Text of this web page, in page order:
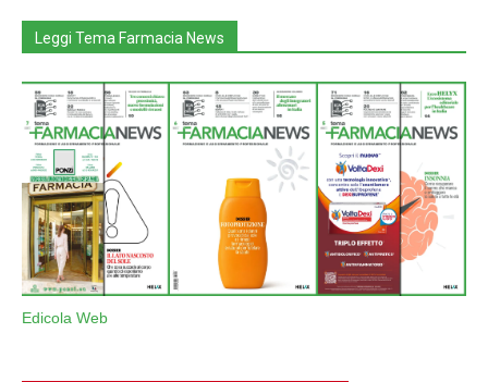
Leggi Tema Farmacia News
Edicola Web